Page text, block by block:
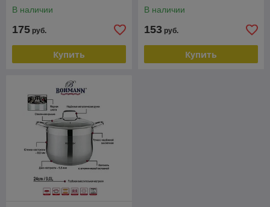
В наличии
175 руб.
Купить
В наличии
153 руб.
Купить